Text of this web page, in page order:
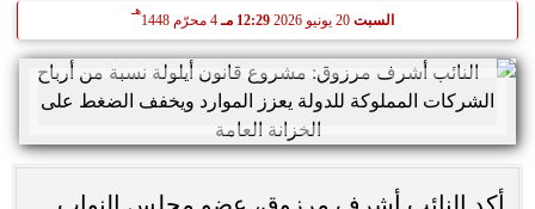
السبت 12:29 مـ 4 محرّم 1448
هـ